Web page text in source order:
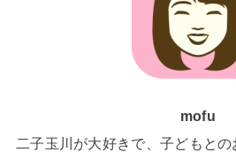
mofu
二子玉川が大好きで、子どもと